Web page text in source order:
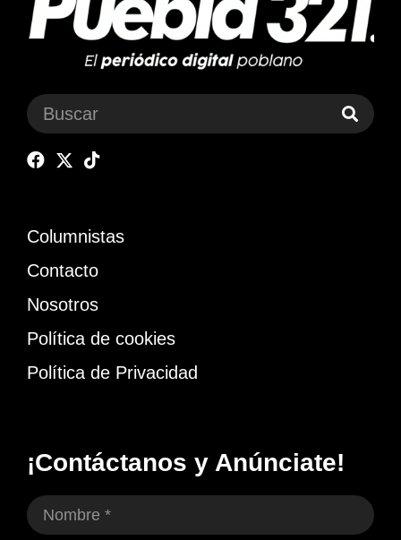
Columnistas
Contacto
Nosotros
Política de cookies
Política de Privacidad
¡Contáctanos y Anúnciate!